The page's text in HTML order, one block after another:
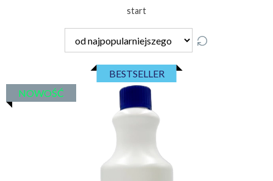
start
NOWOŚĆ
BESTSELLER